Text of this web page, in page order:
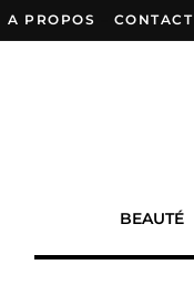
A PROPOS CONTACT
BEAUTÉ